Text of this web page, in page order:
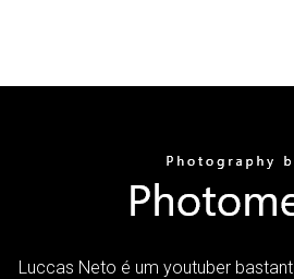
Luccas Neto é um youtuber